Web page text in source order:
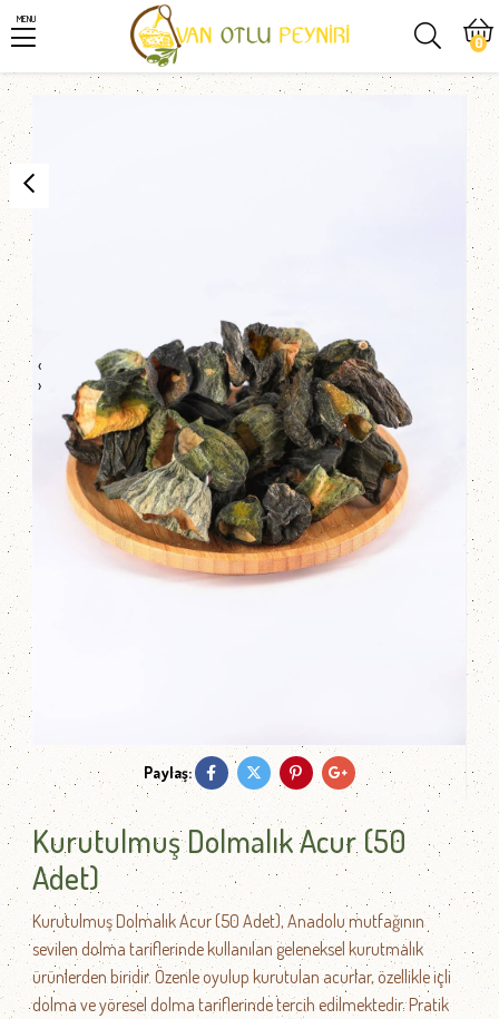
MENU
0
‹
›
Paylaş:
Kurutulmuş Dolmalık Acur (50
Adet)
Kurutulmuş Dolmalık Acur (50 Adet), Anadolu mutfağının
sevilen dolma tariflerinde kullanılan geleneksel kurutmalık
ürünlerden biridir. Özenle oyulup kurutulan acurlar, özellikle içli
dolma ve yöresel dolma tariflerinde tercih edilmektedir. Pratik